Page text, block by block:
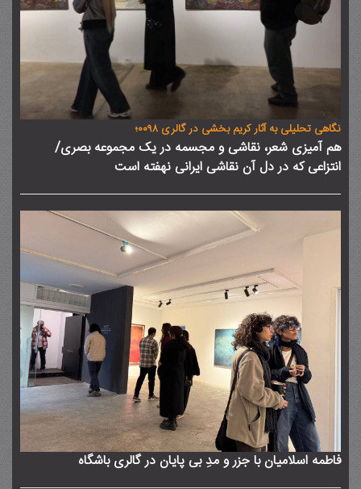
نگاهی تحلیلی به آثار کریم بخشی در گالری 0098؛
هم آمیزی شعر، نقاشی و مجسمه در یک مجموعه بصری/
انتزاعی که در دل آن نقاشی ایرانی نهفته است
فاطمه اسلامیان با جزر و مدِ بی پایان در گالری باشگاه